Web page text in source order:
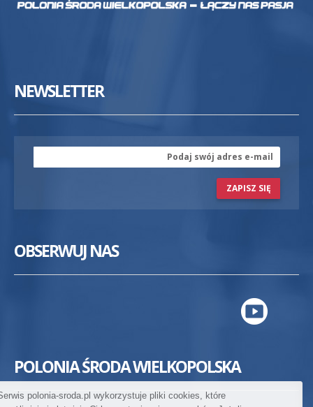
NEWSLETTER
ZAPISZ SIĘ
OBSERWUJ NAS
POLONIA ŚRODA WIELKOPOLSKA
polonia-sroda.pl wykorzystuje pliki cookies, które